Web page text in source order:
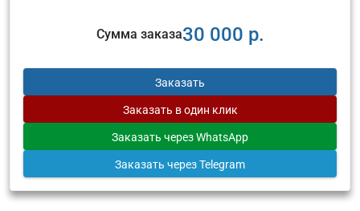
Сумма заказа30 000 р.
Заказать
Заказать в один клик
Заказать через WhatsApp
Заказать через Telegram